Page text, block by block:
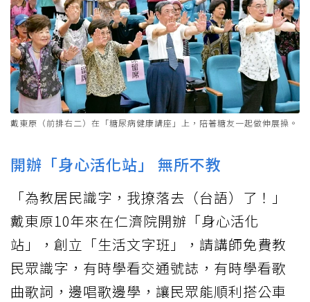
戴東原（前排右二）在「糖尿病健康講座」上，陪著糖友一起做伸展操。
開辦「身心活化站」 無所不教
「為教居民識字，我撩落去（台語）了！」
戴東原10年來在仁濟院開辦「身心活化
站」，創立「生活文字班」，請講師免費教
民眾識字，有時學看交通號誌，有時學看歌
曲歌詞，邊唱歌邊學，讓民眾能順利搭公車